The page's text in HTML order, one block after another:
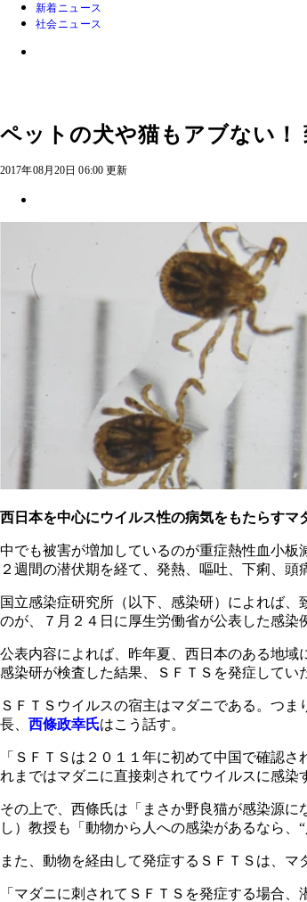
新着ニュース
社会ニュース
ペットの犬や猫もアブない！
2017年08月20日 06:00 更新
西日本を中心にウイルス性の病気をもたらすマ
中でも被害が増加しているのが重症熱性血小
２週間の潜伏期を経て、発熱、嘔吐、下痢、
国立感染症研究所（以下、感染研）によれば
のが、７月２４日に厚生労働省が公表した感染
公表内容によれば、昨年夏、西日本のある地
感染研が検査した結果、ＳＦＴＳを発症してい
ＳＦＴＳウイルスの宿主はマダニである。つ
長、 西條政幸氏はこう話す。
「ＳＦＴＳは２０１１年に初めて中国で確認
れまではマダニに直接刺されてウイルスに感染
その上で、西條氏は「まさか野良猫が感染源
し）教授も「動物から人への感染があるなら、
また、動物を経由して発症するＳＦＴＳは、
「マダニに刺されてＳＦＴＳを発症する場合